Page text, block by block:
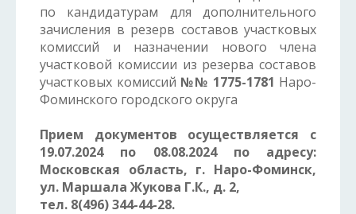
по кандидатурам для дополнительного
зачисления в резерв составов участковых
комиссий и назначении нового члена
участковой комиссии из резерва составов
участковых комиссий №№ 1775-1781 Наро-
Фоминского городского округа
Прием документов осуществляется с
19.07.2024 по 08.08.2024 по адресу:
Московская область, г. Наро-Фоминск,
ул. Маршала Жукова Г.К., д. 2,
тел. 8(496) 344-44-28.